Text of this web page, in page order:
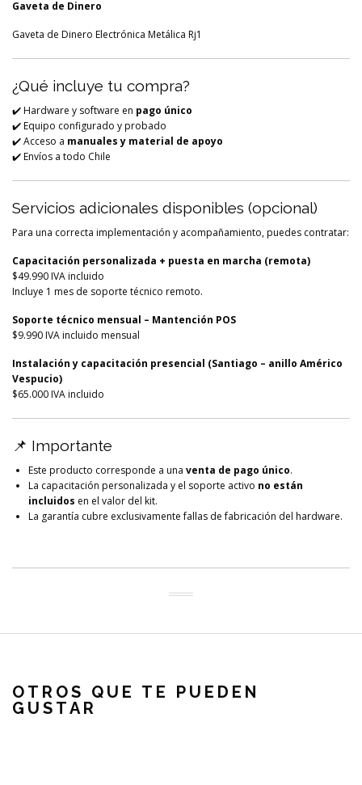
Gaveta de Dinero
Gaveta de Dinero Electrónica Metálica Rj1
¿Qué incluye tu compra?
✔️ Hardware y software en pago único
✔️ Equipo configurado y probado
✔️ Acceso a manuales y material de apoyo
✔️ Envíos a todo Chile
Servicios adicionales disponibles (opcional)
Para una correcta implementación y acompañamiento, puedes contratar:
Capacitación personalizada + puesta en marcha (remota)
$49.990 IVA incluido
Incluye 1 mes de soporte técnico remoto.
Soporte técnico mensual – Mantención POS
$9.990 IVA incluido mensual
Instalación y capacitación presencial (Santiago – anillo Américo
Vespucio)
$65.000 IVA incluido
📌 Importante
Este producto corresponde a una venta de pago único.
La capacitación personalizada y el soporte activo no están
incluidos en el valor del kit.
La garantía cubre exclusivamente fallas de fabricación del hardware.
OTROS QUE TE PUEDEN
GUSTAR